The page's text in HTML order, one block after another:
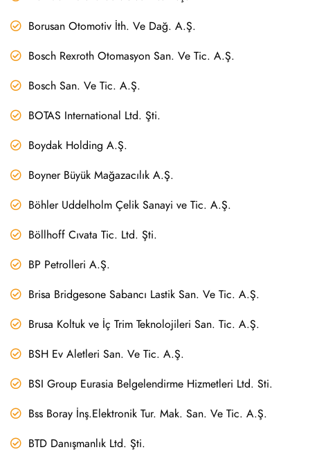
Borusan Otomotiv İth. Ve Dağ. A.Ş.
Bosch Rexroth Otomasyon San. Ve Tic. A.Ş.
Bosch San. Ve Tic. A.Ş.
BOTAS International Ltd. Şti.
Boydak Holding A.Ş.
Boyner Büyük Mağazacılık A.Ş.
Böhler Uddelholm Çelik Sanayi ve Tic. A.Ş.
Böllhoff Cıvata Tic. Ltd. Şti.
BP Petrolleri A.Ş.
Brisa Bridgesone Sabancı Lastik San. Ve Tic. A.Ş.
Brusa Koltuk ve İç Trim Teknolojileri San. Tic. A.Ş.
BSH Ev Aletleri San. Ve Tic. A.Ş.
BSI Group Eurasia Belgelendirme Hizmetleri Ltd. Sti.
Bss Boray İnş.Elektronik Tur. Mak. San. Ve Tic. A.Ş.
BTD Danışmanlık Ltd. Şti.